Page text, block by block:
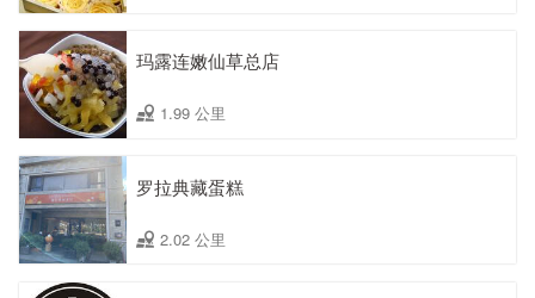
玛露连嫩仙草总店
1.99 公里
罗拉典藏蛋糕
2.02 公里